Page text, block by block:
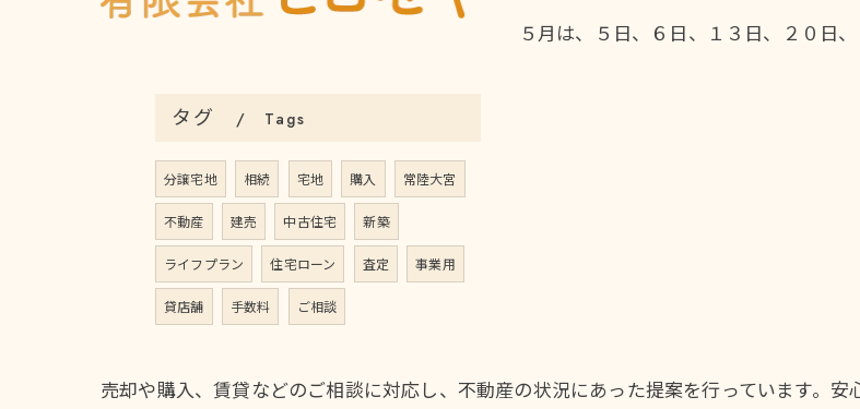
５月は、５日、６日、１３日、２０日
タグ Tags
分譲宅地 相続 宅地 購入 常陸大宮
不動産 建売 中古住宅 新築
ライフプラン 住宅ローン 査定 事業用
貸店舗 手数料 ご相談
売却や購入、賃貸などのご相談に対応し、不動産の状況にあった提案を行っています。